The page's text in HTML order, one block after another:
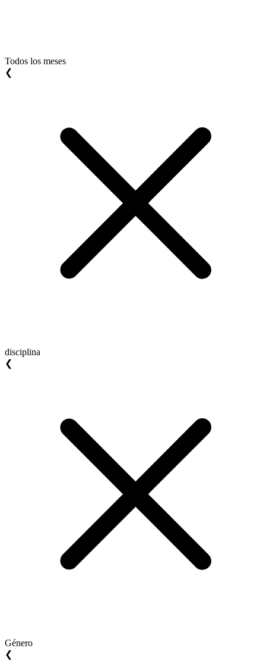
Todos los meses
❮
disciplina
❮
Género
❮